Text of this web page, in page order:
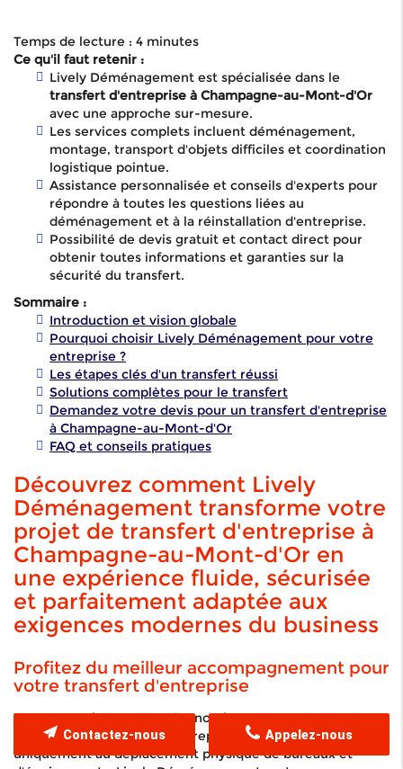
Temps de lecture : 4 minutes
Ce qu'il faut retenir :
Lively Déménagement est spécialisée dans le
transfert d'entreprise à Champagne-au-Mont-d'Or
avec une approche sur-mesure.
Les services complets incluent déménagement,
montage, transport d'objets difficiles et coordination
logistique pointue.
Assistance personnalisée et conseils d'experts pour
répondre à toutes les questions liées au
déménagement et à la réinstallation d'entreprise.
Possibilité de devis gratuit et contact direct pour
obtenir toutes informations et garanties sur la
sécurité du transfert.
Sommaire :
Introduction et vision globale
Pourquoi choisir Lively Déménagement pour votre
entreprise ?
Les étapes clés d'un transfert réussi
Solutions complètes pour le transfert
Demandez votre devis pour un transfert d'entreprise
à Champagne-au-Mont-d'Or
FAQ et conseils pratiques
Découvrez comment Lively
Déménagement transforme votre
projet de transfert d'entreprise à
Champagne-au-Mont-d'Or en
une expérience fluide, sécurisée
et parfaitement adaptée aux
exigences modernes du business
Profitez du meilleur accompagnement pour
votre transfert d'entreprise
Dans un environnement économique en constante
évolution, un transfert d'entreprise ne se limite pas
uniquement au déplacement physique de bureaux et
Appelez-nous
Contactez-nous